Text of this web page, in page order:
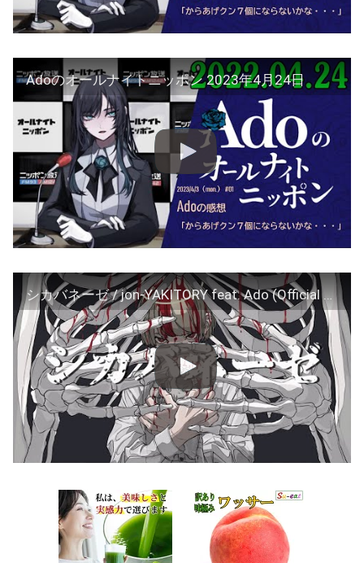
Adoのオールナイトニッポン 2023年4月24日
シカバネーゼ / jon-YAKITORY feat. Ado (Official Video) – Shikabanese / jon-YAKITORY feat. Ado